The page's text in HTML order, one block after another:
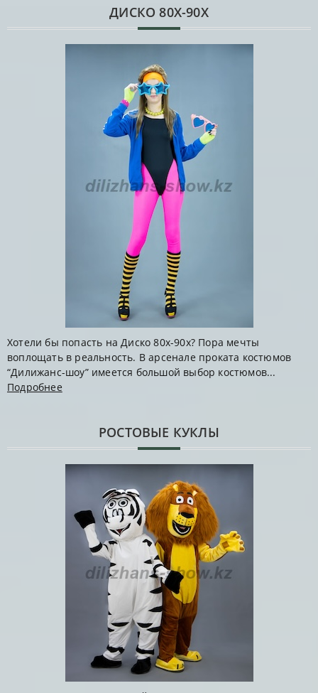
ДИСКО 80Х-90Х
Хотели бы попасть на Диско 80х-90х? Пора мечты
воплощать в реальность. В арсенале проката костюмов
“Дилижанс-шоу” имеется большой выбор костюмов...
Подробнее
РОСТОВЫЕ КУКЛЫ